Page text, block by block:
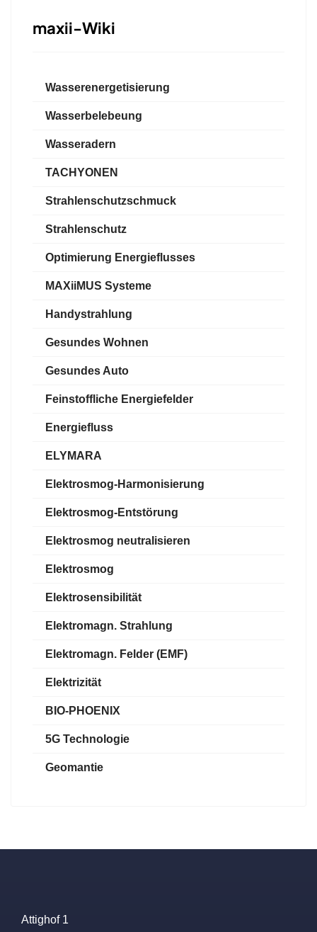
maxii-Wiki
Wasserenergetisierung
Wasserbelebeung
Wasseradern
TACHYONEN
Strahlenschutzschmuck
Strahlenschutz
Optimierung Energieflusses
MAXiiMUS Systeme
Handystrahlung
Gesundes Wohnen
Gesundes Auto
Feinstoffliche Energiefelder
Energiefluss
ELYMARA
Elektrosmog-Harmonisierung
Elektrosmog-Entstörung
Elektrosmog neutralisieren
Elektrosmog
Elektrosensibilität
Elektromagn. Strahlung
Elektromagn. Felder (EMF)
Elektrizität
BIO-PHOENIX
5G Technologie
Geomantie
Attighof 1